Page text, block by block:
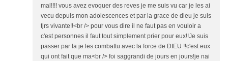
mal!!!! vous avez evoquer des reves je me suis vu car je les ai
vecu depuis mon adolescences et par la grace de dieu je suis
tjrs vivante!!<br /> pour vous dire il ne faut pas en vouloir a
c'est personnes il faut tout simplement prier pour eux!!Je suis
passer par la je les combattu avec la force de DIEU !!c'est eux
qui ont fait que ma<br /> foi saggrandi de jours en jours!je nai